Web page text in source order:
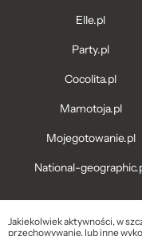
Elle.pl
Party.pl
Cocolita.pl
Mamotoja.pl
Mojegotowanie.pl
National-
Jakiekolwiek aktywności, w
przechowywanie, lub inne